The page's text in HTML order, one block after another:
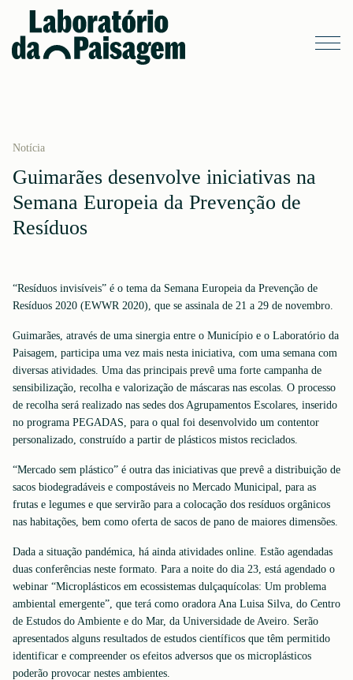
Notícia
Guimarães desenvolve iniciativas na
Semana Europeia da Prevenção de
Resíduos
“Resíduos invisíveis” é o tema da Semana Europeia da Prevenção de
Resíduos 2020 (EWWR 2020), que se assinala de 21 a 29 de novembro.
Guimarães, através de uma sinergia entre o Município e o Laboratório da
Paisagem, participa uma vez mais nesta iniciativa, com uma semana com
diversas atividades. Uma das principais prevê uma forte campanha de
sensibilização, recolha e valorização de máscaras nas escolas. O processo
de recolha será realizado nas sedes dos Agrupamentos Escolares, inserido
no programa PEGADAS, para o qual foi desenvolvido um contentor
personalizado, construído a partir de plásticos mistos reciclados.
“Mercado sem plástico” é outra das iniciativas que prevê a distribuição de
sacos biodegradáveis e compostáveis no Mercado Municipal, para as
frutas e legumes e que servirão para a colocação dos resíduos orgânicos
nas habitações, bem como oferta de sacos de pano de maiores dimensões.
Dada a situação pandémica, há ainda atividades online. Estão agendadas
duas conferências neste formato. Para a noite do dia 23, está agendado o
webinar “Microplásticos em ecossistemas dulçaquícolas: Um problema
ambiental emergente”, que terá como oradora Ana Luisa Silva, do Centro
de Estudos do Ambiente e do Mar, da Universidade de Aveiro. Serão
apresentados alguns resultados de estudos científicos que têm permitido
identificar e compreender os efeitos adversos que os microplásticos
poderão provocar nestes ambientes.